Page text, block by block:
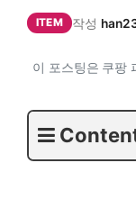
ITEM 작성
이 포스팅은 쿠팡